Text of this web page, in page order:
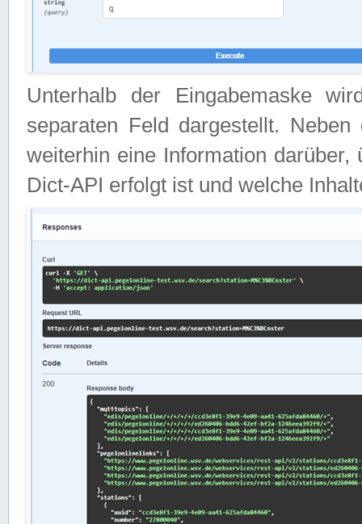
Unterhalb der Eingabemaske
separaten Feld dargestellt.
weiterhin eine Information
Dict-API erfolgt ist und welche